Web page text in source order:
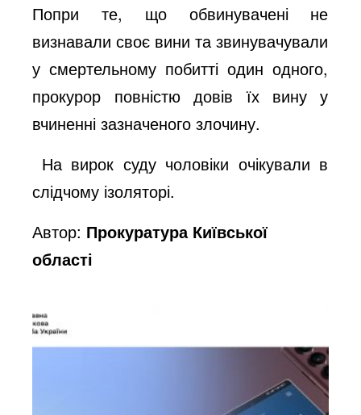
Попри те, що обвинувачені не
визнавали своє вини та звинувачували
у смертельному побитті один одного,
прокурор повністю довів їх вину у
вчиненні зазначеного злочину.
На вирок суду чоловіки очікували в
слідчому ізоляторі.
Автор: Прокуратура Київської
області